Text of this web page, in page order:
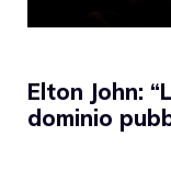
Elton John:
dominio